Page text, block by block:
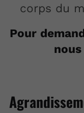
corps du
Pour
nous